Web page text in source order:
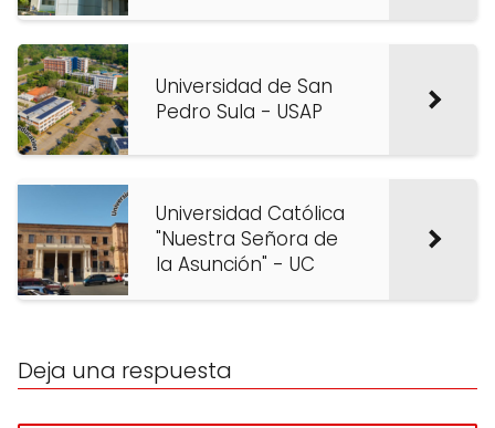
Universidad de San
Pedro Sula - USAP
Universidad Católica
"Nuestra Señora de
la Asunción" - UC
Deja una respuesta